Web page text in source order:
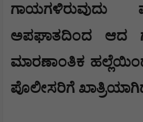
ಗಾಯಗಳಿರುವುದು
ಅಪಘಾತದಿಂದ ಆದ
ಮಾರಣಾಂತಿಕ
ಪೊಲೀಸರಿಗೆ